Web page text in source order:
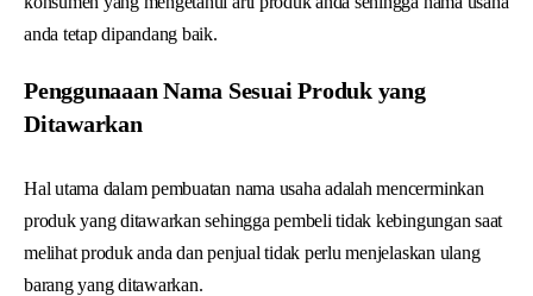
anda tetap dipandang baik.
Penggunaaan Nama Sesuai Produk yang
Ditawarkan
Hal utama dalam pembuatan nama usaha adalah mencerminkan
produk yang ditawarkan sehingga pembeli tidak kebingungan saat
melihat produk anda dan penjual tidak perlu menjelaskan ulang
barang yang ditawarkan.